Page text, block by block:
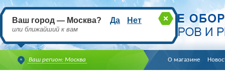
Ваш регион: Москва
Ваш город — Москва? Да Нет
или ближайший к вам
О магазине